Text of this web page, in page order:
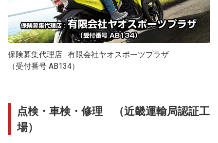
保険募集代理店 : 有限会社ヤオスポーツプラザ
（受付番号 AB134）
点検・車検・修理 （近畿運輸局認証工
場）